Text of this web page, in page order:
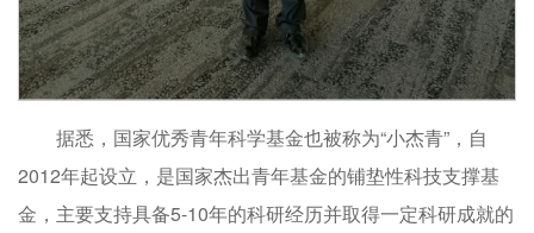
据悉，国家优秀青年科学基金也被称为“小杰青”，自
2012年起设立，是国家杰出青年基金的铺垫性科技支撑基
金，主要支持具备5-10年的科研经历并取得一定科研成就的